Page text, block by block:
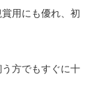
用にも優れ、初
方でもすぐに十